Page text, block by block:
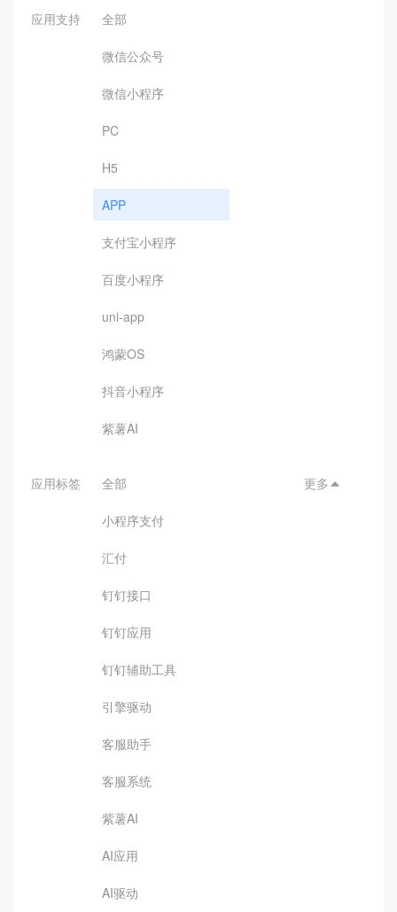
应用支持 全部
微信公众号
微信小程序
PC
H5
APP
支付宝小程序
百度小程序
uni-app
鸿蒙OS
抖音小程序
紫薯AI
应用标签 全部
小程序支付
汇付
钉钉接口
钉钉应用
钉钉辅助工具
引擎驱动
客服助手
客服系统
紫薯AI
AI应用
AI驱动
更多 